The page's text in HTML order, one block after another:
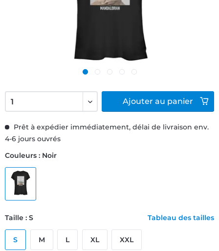
Prêt à expédier immédiatement, délai de livraison env.
4-6 jours ouvrés
Couleurs : Noir
Taille : S Tableau des tailles
S M L XL XXL
Ajouter au panier